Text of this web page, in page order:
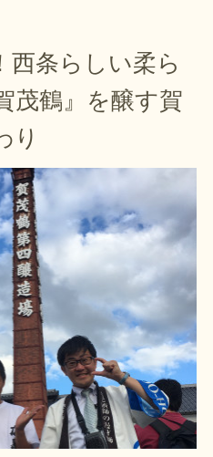
西条らしい柔ら
茂鶴』を醸す賀
り